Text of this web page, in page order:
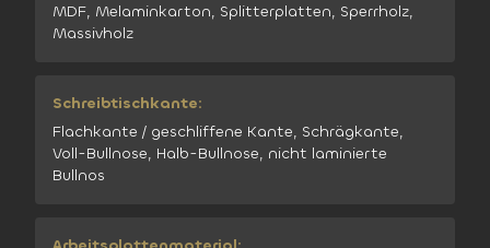
MDF, Melaminkarton, Splitterplatten, Sperrholz,
Massivholz
Schreibtischkante:
Flachkante / geschliffene Kante, Schrägkante,
Voll-Bullnose, Halb-Bullnose, nicht laminierte
Bullnos